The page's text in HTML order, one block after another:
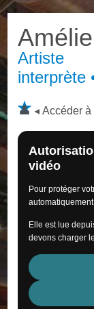
Amélie
Artiste
interprète
Accéder à
vidéo
Pour protéger
automatiquement.
Elle est lue
devons charger